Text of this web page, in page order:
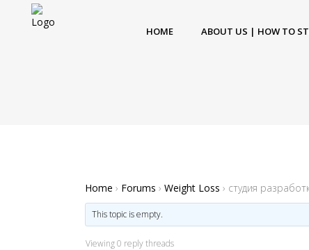
HOME ABOUT US | HOW TO
Home › Forums › Weight Loss › студия
This topic is empty.
Viewing 0 reply threads